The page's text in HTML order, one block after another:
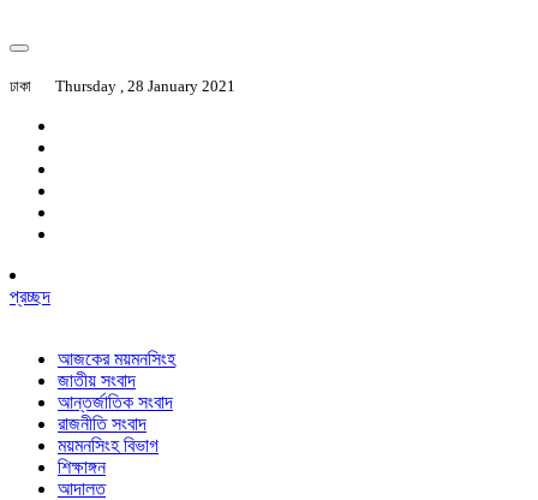
ঢাকা Thursday , 28 January 2021
প্রচ্ছদ
আজকের ময়মনসিংহ
জাতীয় সংবাদ
আন্তর্জাতিক সংবাদ
রাজনীতি সংবাদ
ময়মনসিংহ বিভাগ
শিক্ষাঙ্গন
আদালত